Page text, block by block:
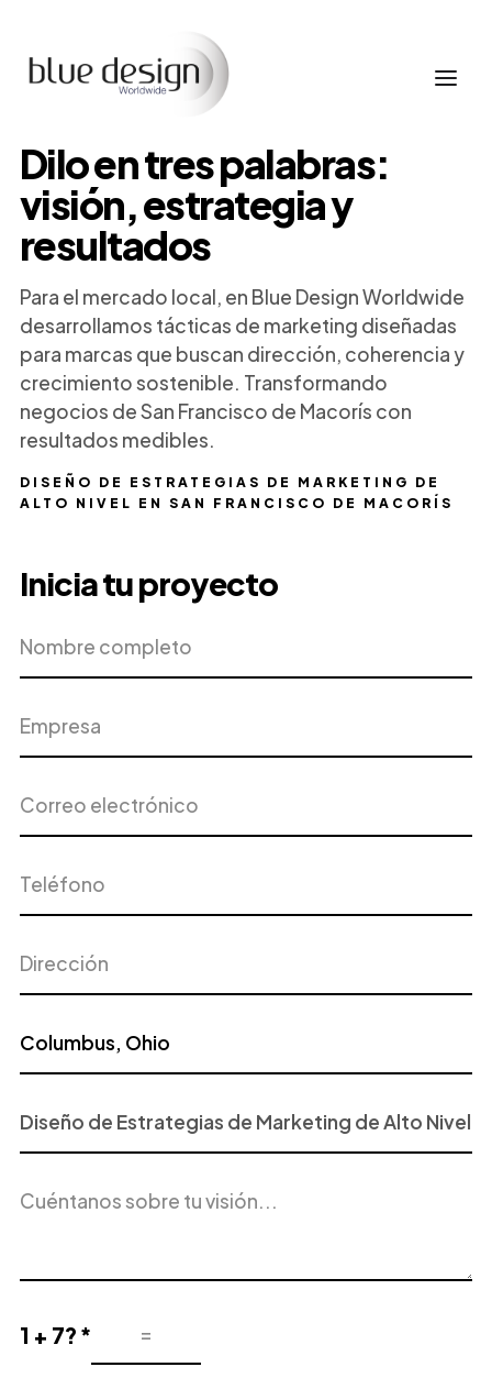
DISEÑO DE ESTRATEGIAS DE MARKETING DE
ALTO NIVEL EN SAN FRANCISCO DE MACORÍS
Dilo en tres palabras:
visión, estrategia y
resultados
Para el mercado local, en Blue Design Worldwide
desarrollamos tácticas de marketing diseñadas
para marcas que buscan dirección, coherencia y
crecimiento sostenible. Transformando
negocios de San Francisco de Macorís con
resultados medibles.
Inicia tu proyecto
completo
electrónico
o
Servicio
Interés
del
1 + 7? *
Resultado